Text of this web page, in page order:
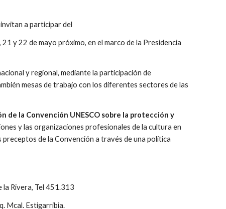
a participar del
y 22 de mayo próximo, en el marco de la Presidencia
y regional, mediante la participación de
mesas de trabajo con los diferentes sectores de las
de la Convención UNESCO sobre la protección y
y las organizaciones profesionales de la cultura en
de la Convención a través de una política
la Rivera, Tel 451.313
Mcal. Estigarribia.